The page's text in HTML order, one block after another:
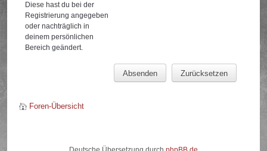
Diese hast du bei der
Registrierung angegeben
oder nachträglich in
deinem persönlichen
Bereich geändert.
Foren-Übersicht